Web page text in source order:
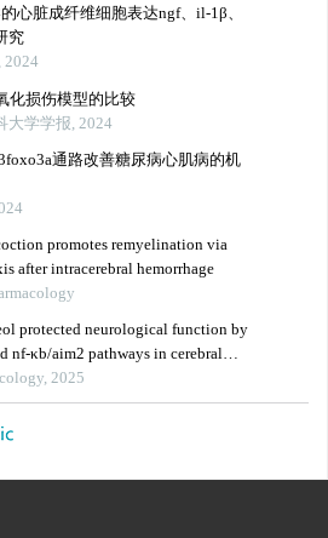
心脏成纤维细胞表达ngf、il-1β、
究
2024
化损伤模型的比较
大学学报, 2024
通路改善糖尿病心肌病的机
promotes remyelination via
after intracerebral hemorrhage
protected neurological function by
nf-κb/aim2 pathways in cerebral
injury 2025